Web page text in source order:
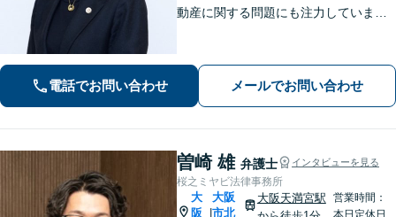
動産に関する問題にも注力していま
ル相談可】【JR東西線大阪天満宮駅5
電話でお問い合わせ メールでお問い合わせ
曽崎 雄 弁護士 インタビューを見る
桜之ミヤビ法律事務所
大
阪
大阪
市北
大阪天満宮駅
営業時間：
本日定休日